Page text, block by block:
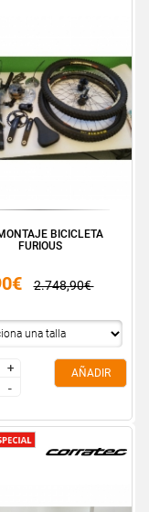
BICICLETA
FURIOUS
2.748,90€
+
-
+
-
AÑADIR